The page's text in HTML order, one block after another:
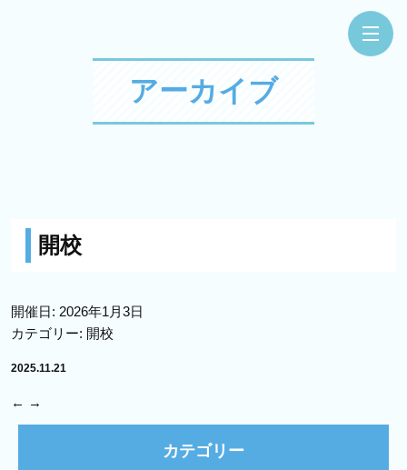
アーカイブ
開校
開催日: 2026年1月3日
カテゴリー: 開校
2025.11.21
← →
カテゴリー